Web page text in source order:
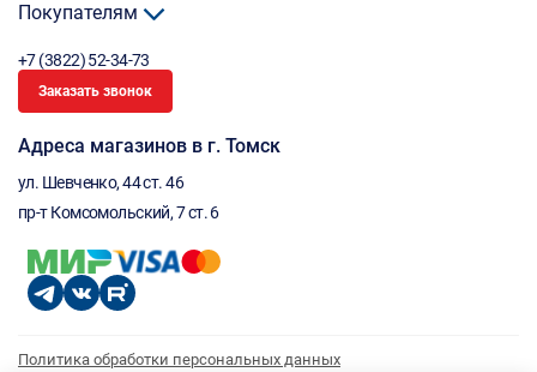
Покупателям
+7 (3822) 52-34-73
Заказать звонок
Адреса магазинов в г. Томск
ул. Шевченко, 44 ст. 46
пр-т Комсомольский, 7 ст. 6
Политика обработки персональных данных